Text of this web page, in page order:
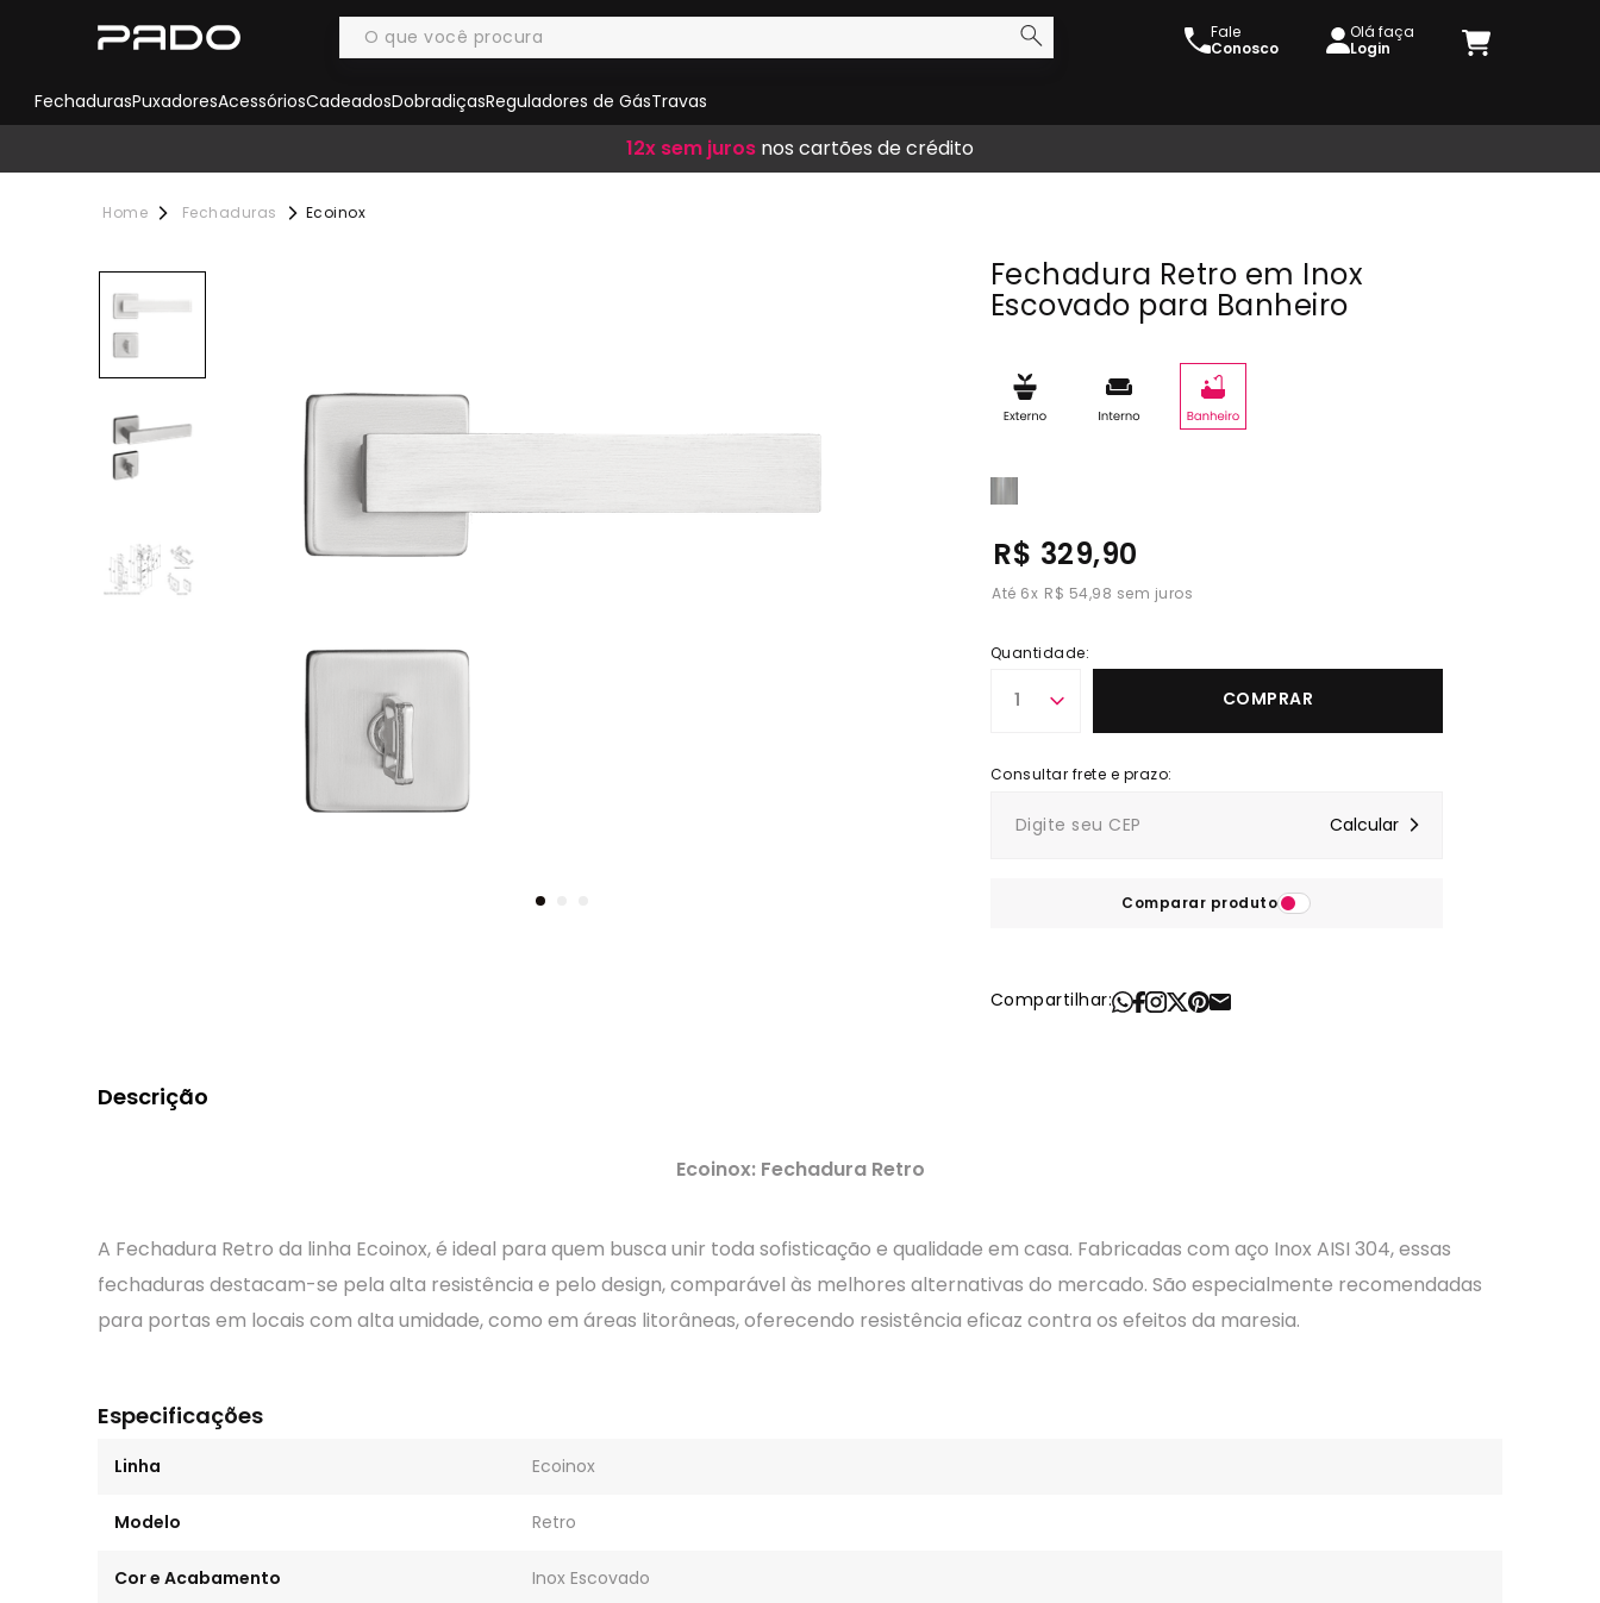
Fale
Conosco
Olá faça
Login
FechadurasPuxadoresAcessóriosCadeadosDobradiçasReguladores de GásTravas
Frete Grátisem compras acima de R$ 300,00
12x sem juros nos cartões de crédito
10% de descontono boleto
Fechaduras Ecoinox
Fechadura Retro em Inox
Escovado para Banheiro
R$ 329,90
6x R$ 54,98
Quantidade:
1 COMPRAR
Comparar produto
Compartilhar:
Descrição
Ecoinox: Fechadura Retro
A Fechadura Retro da linha Ecoinox, é ideal para quem busca unir toda sofisticação e qualidade em casa. Fabricadas com aço Inox AISI 304, essas
fechaduras destacam-se pela alta resistência e pelo design, comparável às melhores alternativas do mercado. São especialmente recomendadas
para portas em locais com alta umidade, como em áreas litorâneas, oferecendo resistência eficaz contra os efeitos da maresia.
Especificações
Linha Ecoinox
Modelo Retro
Cor e Acabamento Inox Escovado